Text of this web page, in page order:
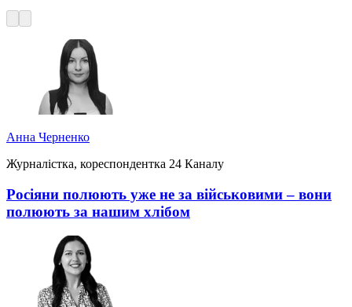
Анна Черненко
Журналістка, кореспондентка 24 Каналу
Росіяни полюють уже не за військовими – вони
полюють за нашим хлібом